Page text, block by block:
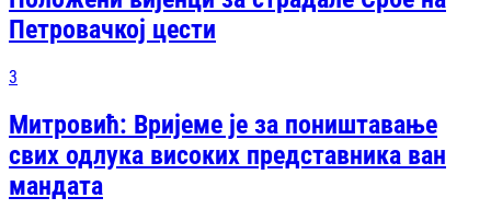
Петровачкој цести
3
Митровић: Вријеме је за поништавање
свих одлука високих представника ван
мандата